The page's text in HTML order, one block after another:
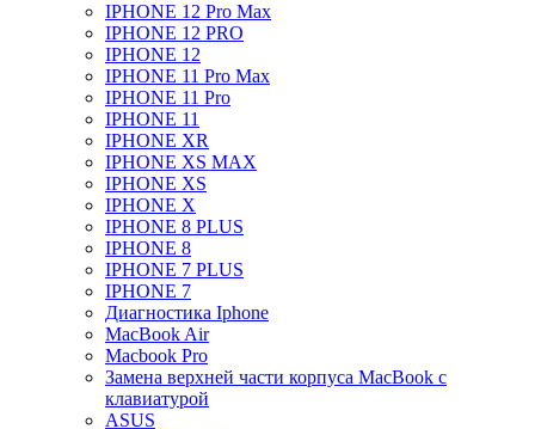
IPHONE 12 Pro Max
IPHONE 12 PRO
IPHONE 12
IPHONE 11 Pro Max
IPHONE 11 Pro
IPHONE 11
IPHONE XR
IPHONE XS MAX
IPHONE XS
IPHONE X
IPHONE 8 PLUS
IPHONE 8
IPHONE 7 PLUS
IPHONE 7
Диагностика Iphone
MacBook Air
Macbook Pro
Замена верхней части корпуса MacBook с
клавиатурой
ASUS